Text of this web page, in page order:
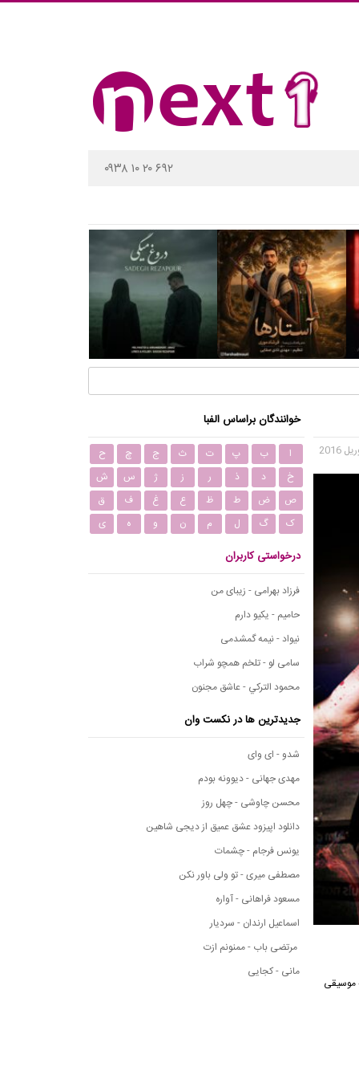
۰۹۳۸ ۱۰ ۲۰ ۶۹۲
موسیقی
خوانندگان براساس الفبا
ا ب پ ت ث ج چ
ح
خ
د ذ ر ز ژ س
ش
ص
ض ط ظ ع غ ف
ق
ک
گ ل م ن و ه ی
درخواستی کاربران
فرزاد بهرامی - زیبای من
حامیم - یکیو دارم
نیواد - نیمه گمشدمی
سامی لو - تلخم همچو شراب
محمود التركي - عاشق مجنون
جدیدترین ها در نکست وان
شدو - ای وای
مهدی جهانی - دیوونه بودم
محسن چاوشی - چهل روز
دانلود اپیزود عشق عمیق از دیجی شاهین
یونس فرجام - چشمات
مصطفی میری - تو ولی باور نکن
مسعود فراهانی - آواره
اسماعیل ارندان - سردیار
مرتضی باب - ممنونم ازت
مانی - کجایی